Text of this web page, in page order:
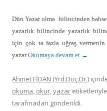
Dün Yazar olma bilincinden
yazarlık bilincinde yazarlık
için çok ta fazla uğraş vermenin
yazarOkumaya devam et →
Ahmet FİDAN (Yrd.Doç.Dr.)
okuma, okur,yazar etiketleriyle
tarafınadan gönderildi.